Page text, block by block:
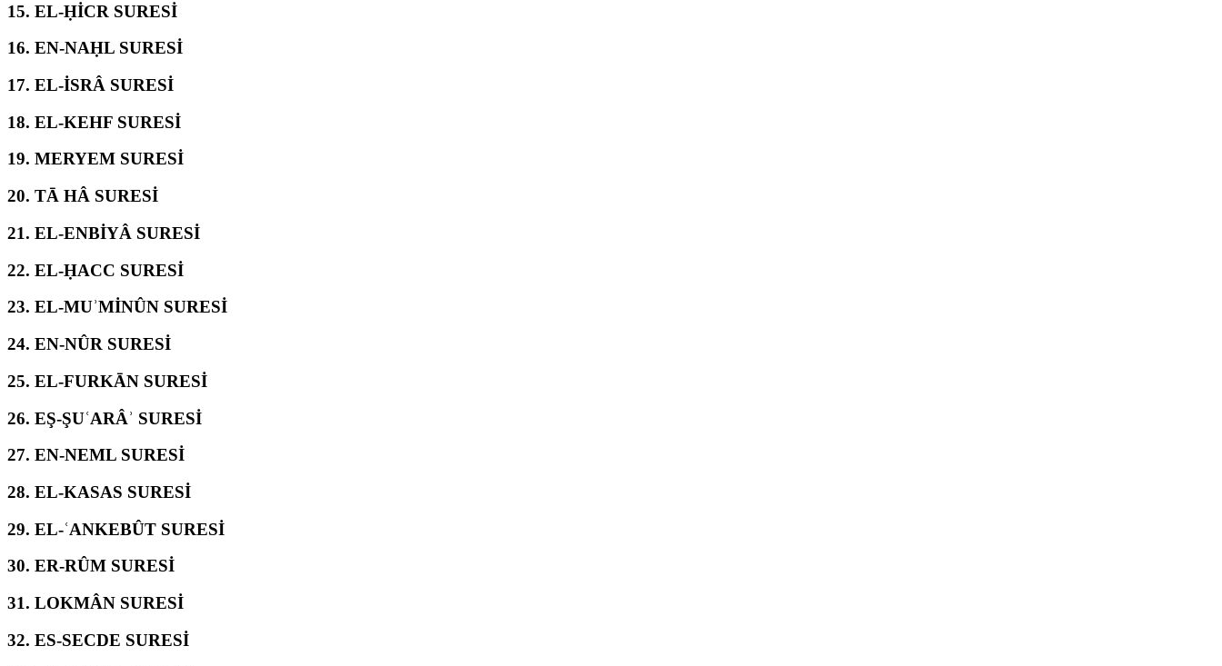
15. EL-ḤİCR SURESİ
16. EN-NAḤL SURESİ
17. EL-İSRÂ SURESİ
18. EL-KEHF SURESİ
19. MERYEM SURESİ
20. TĀ HÂ SURESİ
21. EL-ENBİYÂ SURESİ
22. EL-ḤACC SURESİ
23. EL-MUʾMİNÛN SURESİ
24. EN-NÛR SURESİ
25. EL-FURKĀN SURESİ
26. EŞ-ŞUʿARÂʾ SURESİ
27. EN-NEML SURESİ
28. EL-KASAS SURESİ
29. EL-ʿANKEBÛT SURESİ
30. ER-RÛM SURESİ
31. LOKMÂN SURESİ
32. ES-SECDE SURESİ